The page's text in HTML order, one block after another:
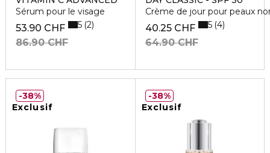
Sérum pour le visage
53.90 CHF
86.90 CHF
5 2
Crème de jour pour peaux
40.25 CHF
64.90 CHF
5 4
Exclusif
38%
Exclusif
38%